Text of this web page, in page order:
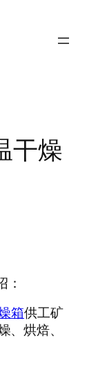
干燥
：
箱供工矿
烘焙、